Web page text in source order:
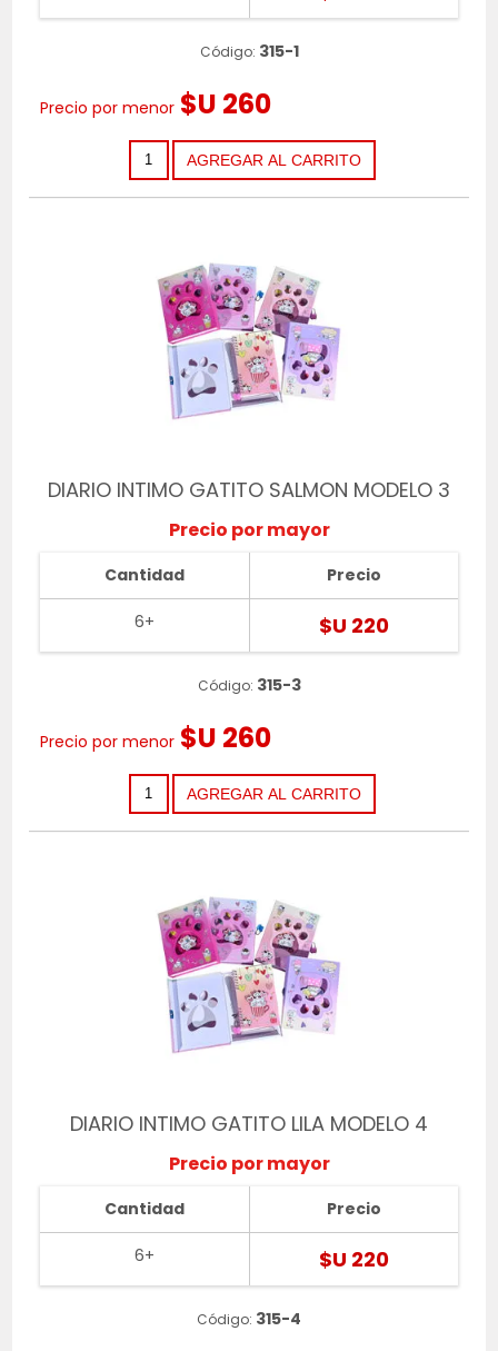
Código: 315-1
Precio por menor $U 260
DIARIO INTIMO GATITO SALMON MODELO 3
Precio por mayor
Cantidad
6+
Precio
$U 220
Código: 315-3
Precio por menor $U 260
DIARIO INTIMO GATITO LILA MODELO 4
Precio por mayor
Cantidad
6+
Precio
$U 220
Código: 315-4